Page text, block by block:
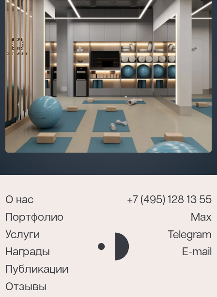
О нас
Портфолио
Услуги
Награды
Публикации
Отзывы
+7 (495) 128 13 55
Max
Telegram
E-mail